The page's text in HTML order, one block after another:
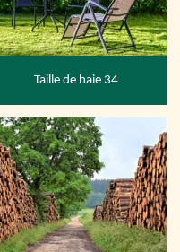
Taille de haie 34